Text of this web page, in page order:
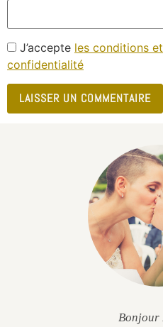
J’accepte les conditions
confidentialité
Bonjour